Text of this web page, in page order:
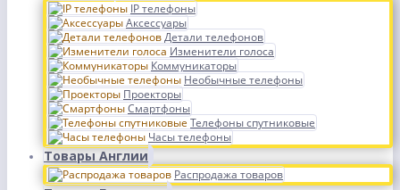
IP телефоны
Аксессуары
Детали телефонов
Изменители голоса
Коммуникаторы
Необычные телефоны
Проекторы
Смартфоны
Телефоны спутниковые
Часы телефоны
Товары Англии
Распродажа товаров